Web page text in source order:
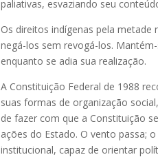
paliativas, esvaziando seu
Os direitos indígenas pela
negá-los sem revogá-los.
enquanto se adia sua realização.
A Constituição Federal de 1988
suas formas de organização
de fazer com que a Constituição
ações do Estado. O vento passa;
institucional, capaz de orientar